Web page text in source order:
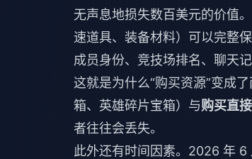
无声息地损失数百美元的价值
速道具、装备材料）可以完整
成员身份、竞技场排名、聊天
这就是为什么“购买资源”变成了
箱、英雄碎片宝箱）与购买直
者往往会丢失。
此外还有时间因素。2026 年 6